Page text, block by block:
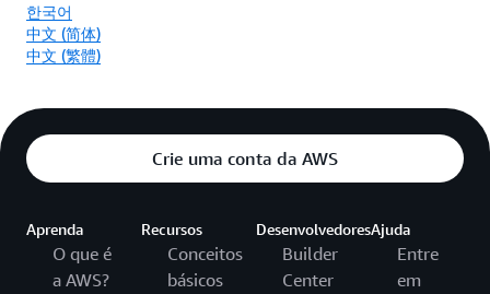
한국어
中文 (简体)
中文 (繁體)
Crie uma conta da AWS
Aprenda
O que é
a AWS?
Recursos
Conceitos
básicos
Desenvolvedores
Builder
Center
Ajuda
Entre
em